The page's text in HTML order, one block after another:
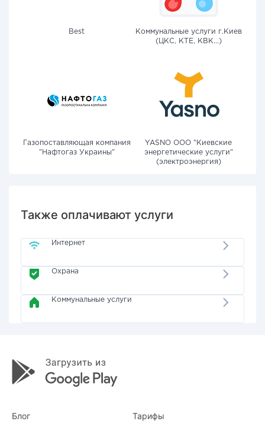
Best
Коммунальные услуги г.Киев
(ЦКС, КТЕ, КВК...)
Газопоставляющая компания
"Нафтогаз Украины"
YASNO OOO "Киевские
энергетические услуги"
(электроэнергия)
Также оплачивают услуги
Интернет
Охрана
Коммунальные услуги
Блог Тарифы